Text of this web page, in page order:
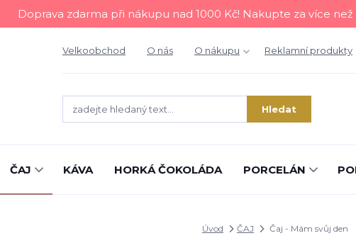
Doprava zdarma při nákupu nad 1000 Kč! Nakupte za více
Velkoobchod O nás O nákupu Reklamní produkty
Hledat
ČAJ KÁVA HORKÁ ČOKOLÁDA PORCELÁN
Úvod ČAJ Čaj - Mám svůj den